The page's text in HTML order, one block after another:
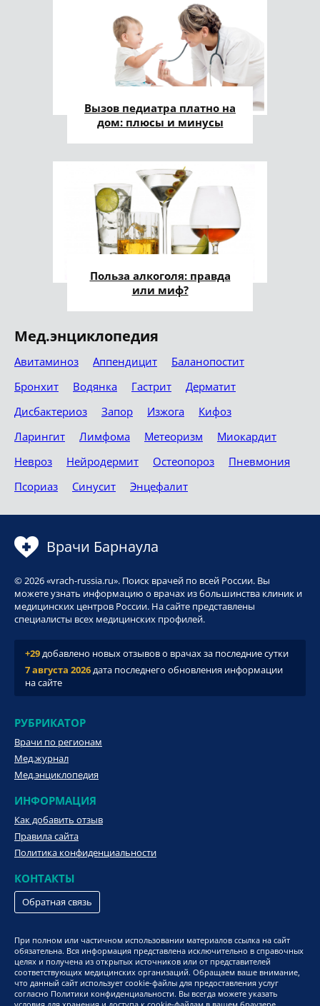
Вызов педиатра платно на
дом: плюсы и минусы
Польза алкоголя: правда
или миф?
Мед.энциклопедия
Авитаминоз Аппендицит
Баланопостит
Бронхит
Водянка Гастрит
Дерматит
Дисбактериоз
Запор Изжога
Кифоз
Ларингит
Лимфома Метеоризм
Миокардит
Невроз
Нейродермит Остеопороз
Пневмония
Псориаз
Синусит Энцефалит
Врачи Барнаула
© 2026 «vrach-russia.ru». Поиск врачей по всей России. Вы
можете узнать информацию о врачах из большинства клиник и
медицинских центров России. На сайте представлены
специалисты всех медицинских профилей.
+29добавлено новых отзывов о врачах за последние сутки
7 августа 2026дата последнего обновления информации
на сайте
РУБРИКАТОР
Врачи по регионам
Мед.журнал
Мед.энциклопедия
ИНФОРМАЦИЯ
Как добавить отзыв
Правила сайта
Политика конфиденциальности
КОНТАКТЫ
Обратная связь
При полном или частичном использовании материалов ссылка на сайт
обязательна. Вся информация представлена исключительно в справочных
целях и получена из открытых источников или от представителей
соответствующих медицинских организаций. Обращаем ваше внимание,
что данный сайт использует cookie-файлы для предоставления услуг
согласно Политики конфиденциальности. Вы всегда можете указать